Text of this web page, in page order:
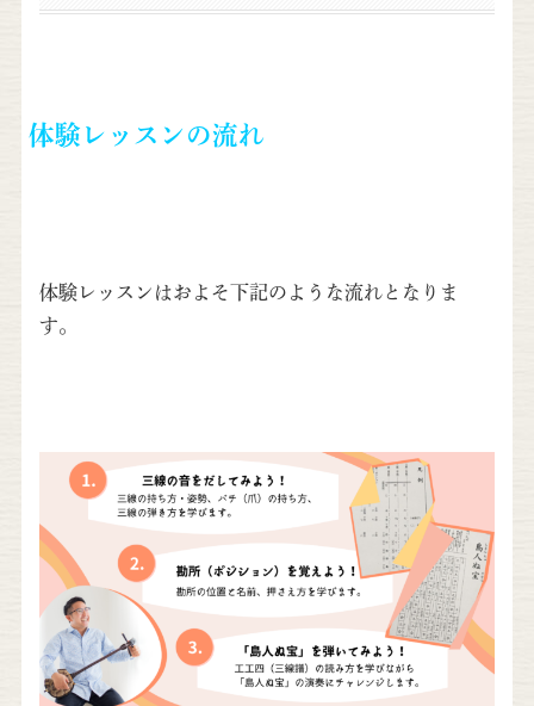
体験レッスンの流れ
体験レッスンはおよそ下記のような流れとなりま
す。